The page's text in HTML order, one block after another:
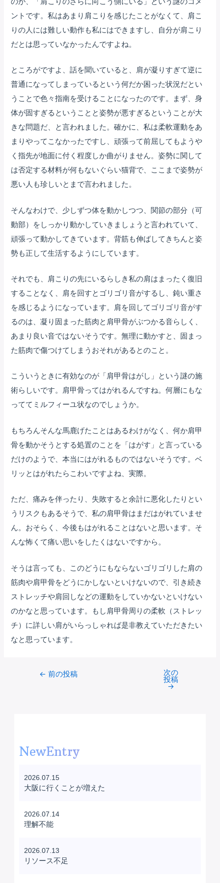
ントです。私はあまり肩こりを感じたことがなくて、肩こ
りの人には難しい動作も私にはできますし、自分が肩こり
だとは思っていなかったんですよね。
ところがですよ、話を聞いていると、肩が凝りすぎて逆に
普通になってしまっているという何だか困った状況だとい
うことで色々指南を受けることになったのです。まず、身
体が固すぎるということと姿勢が悪すぎるということが大
きな問題だ、と言われました。確かに、私は柔軟運動をあ
まりやってこなかったですし、頑張って前屈してもようや
く指先が地面に付く程度しか曲がりません。姿勢に関して
は否定する材料が何もないぐらい猫背で、ここまで姿勢が
悪い人も珍しいとまで言われました。
そんなわけで、少しずつ体を動かしつつ、関節の部分（可
動部）をしっかり動かしていきましょうと言われていて、
頑張って動かしてきています。背筋も伸ばしてきちんと姿
勢も正して生活するようにしています。
それでも、肩こりの先にいるらしき私の肩はまったく復旧
することなく、肩を回すとゴリゴリ音がするし、鈍い重さ
を感じるようになっています。肩を回してゴリゴリ音がす
るのは、凝り固まった筋肉と肩甲骨がぶつかる音らしく、
あまり良い音ではないそうです。無理に動かすと、固まっ
た筋肉で傷つけてしまうおそれがあるとのこと。
こういうときに有効なのが「肩甲骨はがし」という謎の施
術らしいです。肩甲骨ってはがれるんですね。何層にもな
っててミルフィーユ状なのでしょうか。
もちろんそんな馬鹿げたことはあるわけがなく、何か肩甲
骨を動かそうとする処置のことを「はがす」と言っている
だけのようで、本当にはがれるものではないそうです。ベ
リッとはがれたらこわいですよね、実際。
ただ、痛みを伴ったり、失敗すると余計に悪化したりとい
うリスクもあるそうで、私の肩甲骨はまだはがれていませ
ん。おそらく、今後もはがれることはないと思います。そ
んな怖くて痛い思いをしたくはないですから。
そうは言っても、このどうにもならないゴリゴリした肩の
筋肉や肩甲骨をどうにかしないといけないので、引き続き
ストレッチや肩回しなどの運動をしていかないといけない
のかなと思っています。もし肩甲骨周りの柔軟（ストレッ
チ）に詳しい肩がいらっしゃれば是非教えていただきたい
なと思っています。
Post← 前の投稿 次の
投稿
→
NewEntry
2026.07.15
大阪に行くことが増えた
2026.07.14
理解不能
2026.07.13
リソース不足